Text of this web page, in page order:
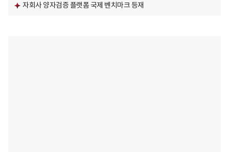
자회사 양자검증 플랫폼 국제 벤치마크 등재